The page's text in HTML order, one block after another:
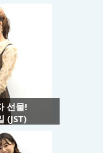
선물!
(JST)